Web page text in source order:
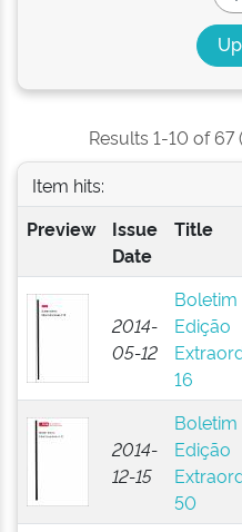
Results 1-10 of
Item hits:
Preview
Issue
Date
Title
2014-
05-12
Edição
16
2014-
12-15
Edição
50